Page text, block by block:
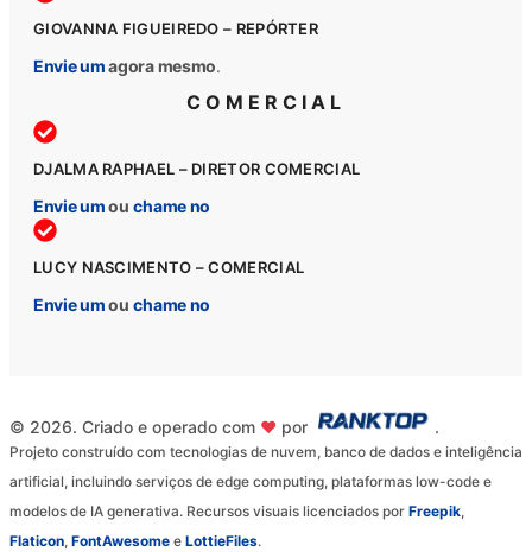
GIOVANNA FIGUEIREDO – REPÓRTER
Envie umagora mesmo.
COMERCIAL
DJALMA RAPHAEL – DIRETOR COMERCIAL
Envie umou chame no
LUCY NASCIMENTO – COMERCIAL
Envie umou chame no
© 2026. Criado e operado com ♥ por
Projeto construído com tecnologias de nuvem, banco de dados e inteligência
artificial, incluindo serviços de edge computing, plataformas low-code e
modelos de IA generativa. Recursos visuais licenciados por Freepik
Flaticon FontAwesome e LottieFiles.